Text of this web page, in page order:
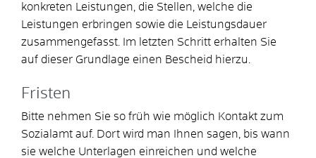
konkreten Leistungen, die Stellen, welche die
Leistungen erbringen sowie die Leistungsdauer
zusammengefasst. Im letzten Schritt erhalten Sie
auf dieser Grundlage einen Bescheid hierzu.
Fristen
Bitte nehmen Sie so früh wie möglich Kontakt zum
Sozialamt auf. Dort wird man Ihnen sagen, bis wann
sie welche Unterlagen einreichen und welche